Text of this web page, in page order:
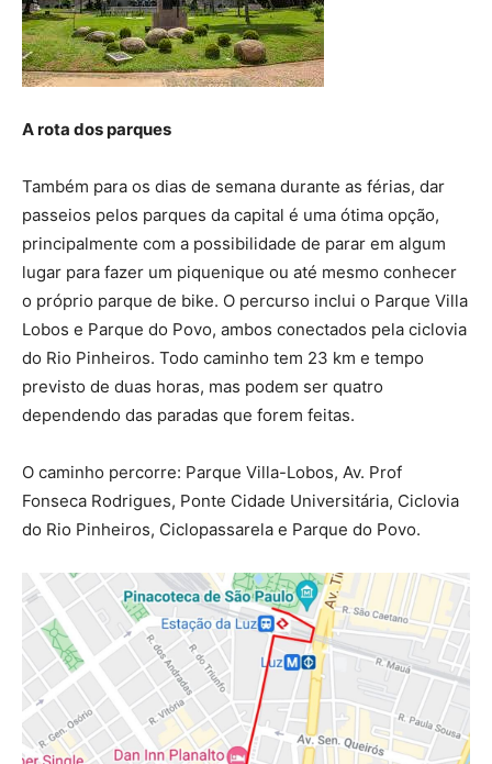
A rota dos parques
Também para os dias de semana durante as férias, dar
passeios pelos parques da capital é uma ótima opção,
principalmente com a possibilidade de parar em algum
lugar para fazer um piquenique ou até mesmo conhecer
o próprio parque de bike. O percurso inclui o Parque Villa
Lobos e Parque do Povo, ambos conectados pela ciclovia
do Rio Pinheiros. Todo caminho tem 23 km e tempo
previsto de duas horas, mas podem ser quatro
dependendo das paradas que forem feitas.
O caminho percorre: Parque Villa-Lobos, Av. Prof
Fonseca Rodrigues, Ponte Cidade Universitária, Ciclovia
do Rio Pinheiros, Ciclopassarela e Parque do Povo.